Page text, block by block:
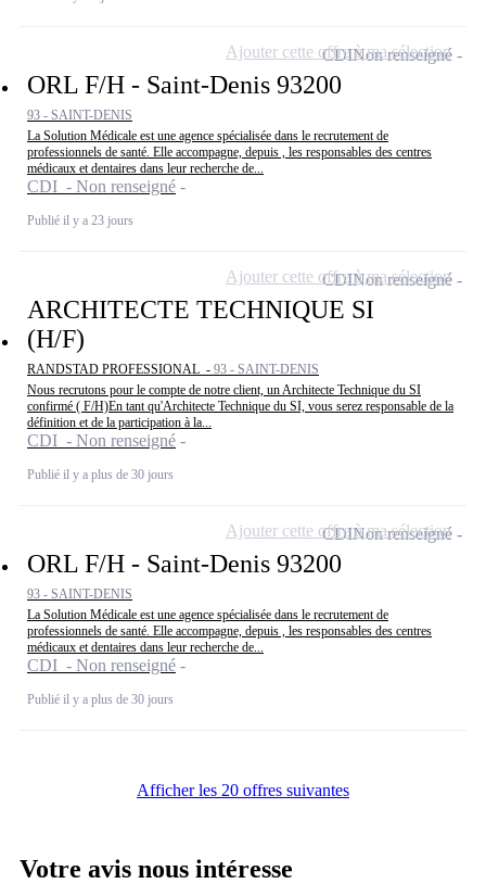
ORL F/H - Saint-Denis 93200
93 - SAINT-DENIS
La Solution Médicale est une agence spécialisée dans le recrutement de
professionnels de santé. Elle accompagne, depuis , les responsables des centres
médicaux et dentaires dans leur recherche de...
CDI - Non renseigné
Publié il y a 23 jours
CDINon renseigné
Ajouter cette offre à ma sélection
ARCHITECTE TECHNIQUE SI
(H/F)
RANDSTAD PROFESSIONAL - 93 - SAINT-DENIS
Nous recrutons pour le compte de notre client, un Architecte Technique du SI
confirmé ( F/H)En tant qu'Architecte Technique du SI, vous serez responsable de la
définition et de la participation à la...
CDI - Non renseigné
Publié il y a plus de 30 jours
CDINon renseigné
Ajouter cette offre à ma sélection
ORL F/H - Saint-Denis 93200
93 - SAINT-DENIS
La Solution Médicale est une agence spécialisée dans le recrutement de
professionnels de santé. Elle accompagne, depuis , les responsables des centres
médicaux et dentaires dans leur recherche de...
CDI - Non renseigné
Publié il y a plus de 30 jours
CDINon renseigné
Ajouter cette offre à ma sélection
Afficher les 20 offres suivantes
Votre avis nous intéresse